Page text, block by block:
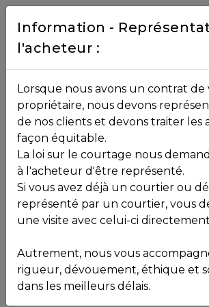
Contact
NOS
PROPRIÉTÉS
VOS
COURTIERS
Équipe
Partenaires
Toutes les propriétés
Vendu
, , ,
J8B 3L4
Voir plus de photos
Information -
l'acheteur :
Lorsque nous avons un contrat de
propriétaire, nous devons
de nos clients et devons traiter les
façon équitable.
La loi sur le courtage nous
à l'acheteur d'être représenté.
Si vous avez déjà un courtier ou
représenté par un courtier, vous
une visite avec celui-ci
Autrement, nous vous
rigueur, dévouement, éthique et
dans les meilleurs délais.